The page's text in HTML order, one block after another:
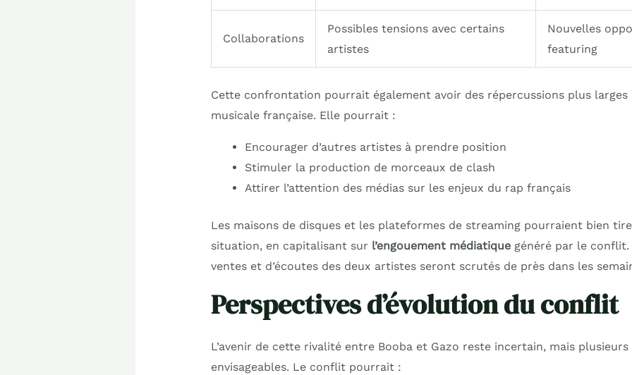
Collaborations
Possibles tensions avec certains
artistes
Nouvelles
featuring
Cette confrontation pourrait également avoir des répercussions plus larges
musicale française. Elle pourrait :
Encourager d’autres artistes à prendre position
Stimuler la production de morceaux de clash
Attirer l’attention des médias sur les enjeux du rap français
Les maisons de disques et les plateformes de streaming pourraient bien
situation, en capitalisant sur l’engouement médiatiquegénéré par le conflit.
ventes et d’écoutes des deux artistes seront scrutés de près dans les
Perspectives d’évolution du conflit
L’avenir de cette rivalité entre Booba et Gazo reste incertain, mais
envisageables. Le conflit pourrait :